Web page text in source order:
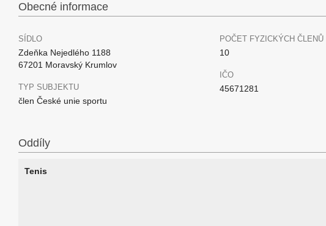
Obecné informace
SÍDLO
Zdeňka Nejedlého 1188
67201 Moravský Krumlov
TYP SUBJEKTU
člen České unie sportu
POČET FYZICKÝCH ČLENŮ
10
IČO
45671281
Oddíly
Tenis